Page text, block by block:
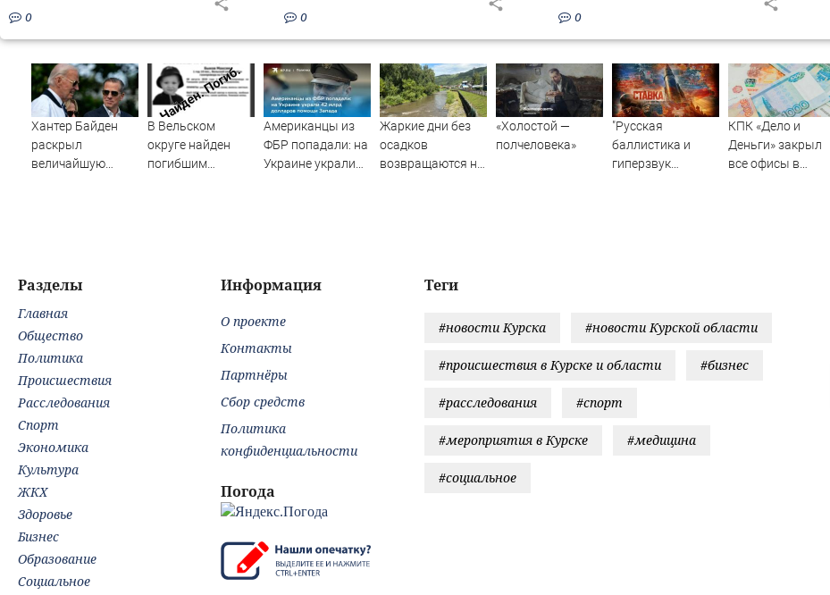
0
0
0
Хантер Байден
раскрыл
величайшую
В Вельском
округе найден
погибшим
Американцы из
ФБР попадали: на
Украине украли
Жаркие дни без
осадков
возвращаются на
«Холостой —
полчеловека»
"Русская
баллистика и
гиперзвук
карта боевых
КПК «Дело и
Деньги» закрыл
все офисы в
Теги
#новости Курска #новости Курской области
#происшествия в Курске и области #бизнес
#расследования #спорт
#мероприятия в Курске #медицина
#социальное
Разделы
Главная
Общество
Политика
Происшествия
Расследования
Спорт
Экономика
Культура
ЖКХ
Здоровье
Бизнес
Образование
Социальное
Информация
О проекте
Контакты
Партнёры
Сбор средств
Политика
конфиденциальности
Погода